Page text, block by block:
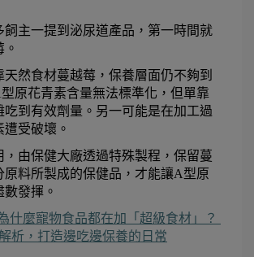
飼主一提到泌尿道產品，第一時間就
天然食材蔓越莓，保養層面仍不夠到
原花青素含量無法標準化，但單靠
吃到有效劑量。另一可能是在加工過
受破壞。
，由保健大廠透過特殊製程，保留蔓
原料所製成的保健品，才能讓A型原
發揮。
什麼寵物食品都在加「超級食材」？
析，打造邊吃邊保養的日常